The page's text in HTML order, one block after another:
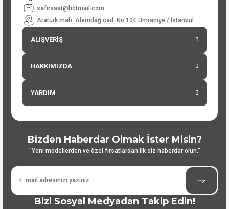
safirsaat@hotmail.com
Atatürk mah. Alemdağ cad. No 104 Ümraniye / İstanbul
ALIŞVERİŞ
HAKKIMIZDA
YARDIM
Bizden Haberdar Olmak İster Misin?
"Yeni modellerden ve özel fırsatlardan ilk siz haberdar olun."
Bizi Sosyal Medyadan Takip Edin!